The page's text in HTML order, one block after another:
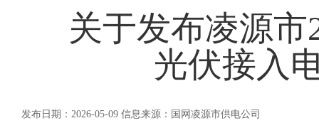
关于发布凌源
光伏接入
发布日期：2026-05-09 信息来源：国网凌源市供电公司